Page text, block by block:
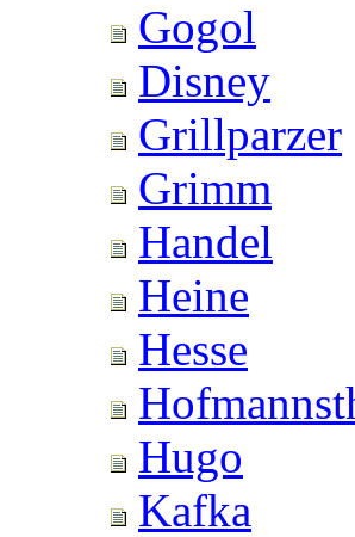
Gogol
Disney
Grillparzer
Grimm
Handel
Heine
Hesse
Hugo
Kafka